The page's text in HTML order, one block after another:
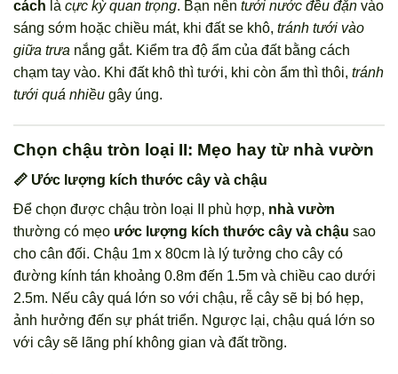
cách là cực kỳ quan trọng. Bạn nên tưới nước đều đặn vào
sáng sớm hoặc chiều mát, khi đất se khô, tránh tưới vào
giữa trưa nắng gắt. Kiểm tra độ ẩm của đất bằng cách
chạm tay vào. Khi đất khô thì tưới, khi còn ẩm thì thôi, tránh
tưới quá nhiều gây úng.
Chọn chậu tròn loại II: Mẹo hay từ nhà vườn
📏 Ước lượng kích thước cây và chậu
Để chọn được chậu tròn loại II phù hợp, nhà vườn
thường có mẹo ước lượng kích thước cây và chậu sao
cho cân đối. Chậu 1m x 80cm là lý tưởng cho cây có
đường kính tán khoảng 0.8m đến 1.5m và chiều cao dưới
2.5m. Nếu cây quá lớn so với chậu, rễ cây sẽ bị bó hẹp,
ảnh hưởng đến sự phát triển. Ngược lại, chậu quá lớn so
với cây sẽ lãng phí không gian và đất trồng.